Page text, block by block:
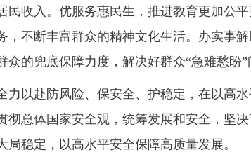
民收入。优服务惠民生，推进教育更加公
，不断丰富群众的精神文化生活。办实事
众的兜底保障力度，解决好群众“急难愁盼”
以赴防风险、保安全、护稳定，在以高水
彻总体国家安全观，统筹发展和安全，坚
局稳定，以高水平安全保障高质量发展。